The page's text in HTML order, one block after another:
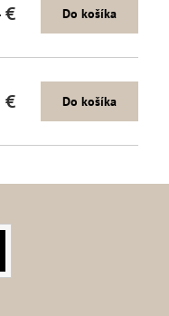
€ Do košíka
€ Do košíka